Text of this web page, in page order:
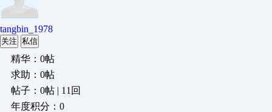
tangbin_1978
关注 私信
精华：0帖
求助：0帖
帖子：0帖 | 11回
年度积分：0